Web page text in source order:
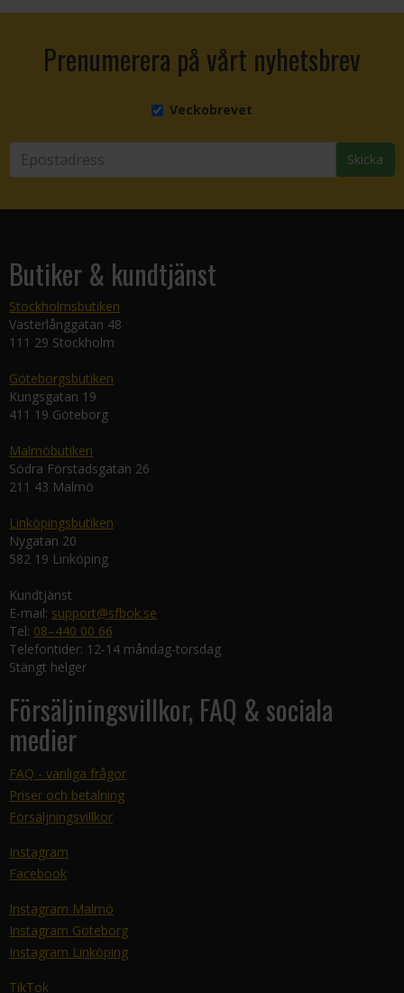
Prenumerera på vårt nyhetsbrev
Veckobrevet
Skicka
Butiker & kundtjänst
Stockholmsbutiken
Västerlånggatan 48
111 29 Stockholm
Göteborgsbutiken
Kungsgatan 19
411 19 Göteborg
Malmöbutiken
Södra Förstadsgatan 26
211 43 Malmö
Linköpingsbutiken
Nygatan 20
582 19 Linköping
Kundtjänst
E-mail: support@sfbok.se
Tel: 08–440 00 66
Telefontider: 12-14 måndag-torsdag
Stängt helger
Försäljningsvillkor, FAQ & sociala
medier
FAQ - vanliga frågor
Priser och betalning
Försäljningsvillkor
Instagram
Facebook
Instagram Malmö
Instagram Göteborg
Instagram Linköping
TikTok